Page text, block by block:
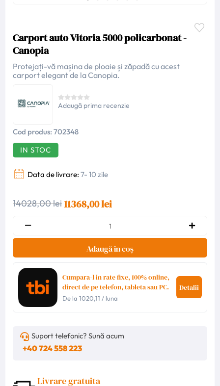
Carport auto Vitoria 5000 policarbonat -
Canopia
Protejați-vă mașina de ploaie și zăpadă cu acest
carport elegant de la Canopia.
Adaugă prima recenzie
Cod produs: 702348
IN STOC
Data de livrare: 7- 10 zile
14028,00 lei11368,00 lei
Adaugă în coș
Cumpara-l in rate fixe, 100% online,
direct de pe telefon, tableta sau PC.
De la1020,11 / luna
Detalii
Suport telefonic? Sună acum
+40 724 558 223
Livrare gratuita